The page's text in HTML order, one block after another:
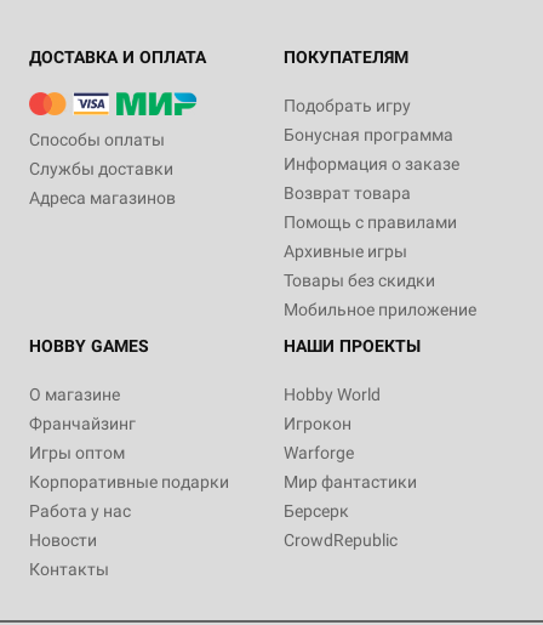
ДОСТАВКА И ОПЛАТА
Способы оплаты
Службы доставки
Адреса магазинов
ПОКУПАТЕЛЯМ
Подобрать игру
Бонусная программа
Информация о заказе
Возврат товара
Помощь с правилами
Архивные игры
Товары без скидки
Мобильное приложение
HOBBY GAMES
О магазине
Франчайзинг
Игры оптом
Корпоративные подарки
Работа у нас
Новости
Контакты
НАШИ ПРОЕКТЫ
Hobby World
Игрокон
Warforge
Мир фантастики
Берсерк
CrowdRepublic